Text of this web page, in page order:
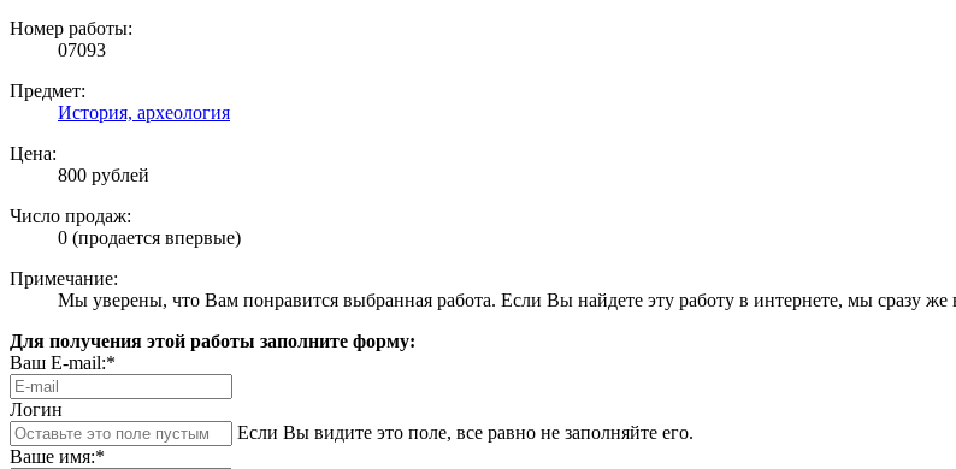
Номер работы:
07093
Предмет:
История, археология
Цена:
800 рублей
Число продаж:
0 (продается впервые)
Примечание:
Мы уверены, что Вам понравится выбранная работа. Если Вы найдете эту работу в интернете, мы сразу же
Для получения этой работы заполните форму:
Ваш E-mail:*
Логин
Если Вы видите это поле, все равно не заполняйте его.
Ваше имя:*